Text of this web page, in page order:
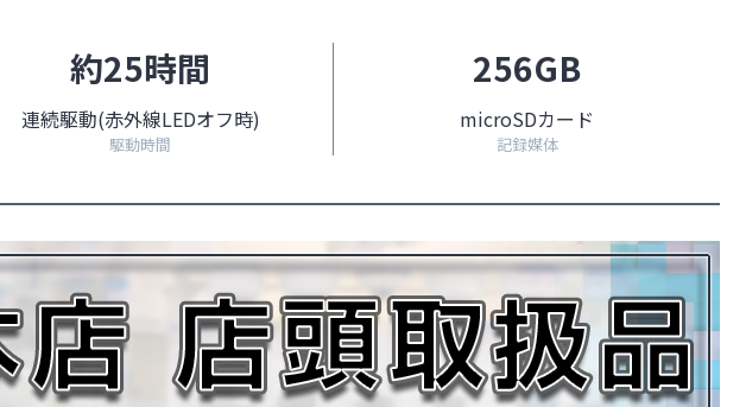
約25時間
連続駆動(赤外線LEDオフ時)
駆動時間
256GB
microSDカード
記録媒体